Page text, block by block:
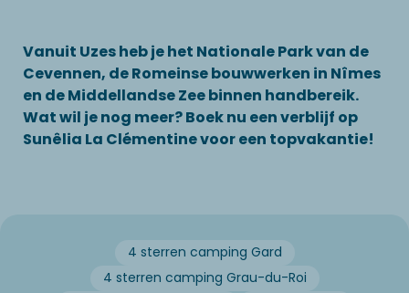
Vanuit Uzes heb je het Nationale Park van de
Cevennen, de Romeinse bouwwerken in Nîmes
en de Middellandse Zee binnen handbereik.
Wat wil je nog meer? Boek nu een verblijf op
Sunêlia La Clémentine voor een topvakantie!
4 sterren camping Gard
4 sterren camping Grau-du-Roi